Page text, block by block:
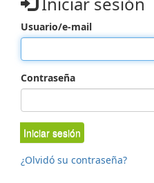
Usuario/e-mail
Contraseña
Iniciar sesión
¿Olvidó su contraseña?